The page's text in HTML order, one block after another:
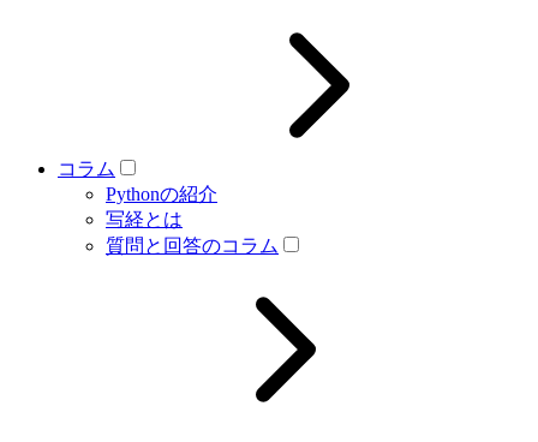
コラム
Pythonの紹介
写経とは
質問と回答のコラム